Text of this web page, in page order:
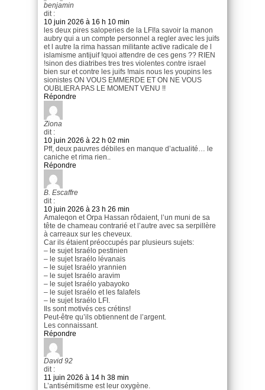
benjamin
dit :
10 juin 2026 à 16 h 10 min
les deux pires saloperies de la LFI!a savoir la manon
aubry qui a un compte personnel a regler avec les juifs
et l autre la rima hassan militante active radicale de l
islamisme antijuif !quoi attendre de ces gens ?? RIEN
!sinon des diatribes tres tres violentes contre israel
bien sur et contre les juifs !mais nous les youpins les
sionistes ON VOUS EMMERDE ET ON NE VOUS
OUBLIERA PAS LE MOMENT VENU !!
Répondre
Ziona
dit :
10 juin 2026 à 22 h 02 min
Pff, deux pauvres débiles en manque d’actualité… le
caniche et rima rien..
Répondre
B. Escaffre
dit :
10 juin 2026 à 23 h 26 min
Amaleqon et Orpa Hassan rôdaient, l’un muni de sa
tête de chameau contrarié et l’autre avec sa serpillère
à carreaux sur les cheveux.
Car ils étaient préoccupés par plusieurs sujets:
– le sujet Israélo pestinien
– le sujet Israélo lévanais
– le sujet Israélo yrannien
– le sujet Israélo aravim
– le sujet Israélo yabayoko
– le sujet Israélo et les falafels
– le sujet Israélo LFI.
Ils sont motivés ces crétins!
Peut-être qu’ils obtiennent de l’argent.
Les connaissant.
Répondre
David 92
dit :
11 juin 2026 à 14 h 38 min
L’antisémitisme est leur oxygène.